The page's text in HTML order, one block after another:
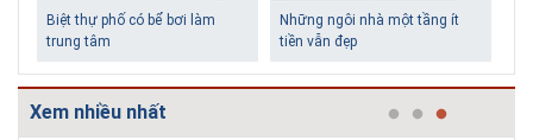
Biệt thự phố có bể bơi làm
trung tâm
Những ngôi nhà một tầng ít
tiền vẫn đẹp
Xem nhiều nhất